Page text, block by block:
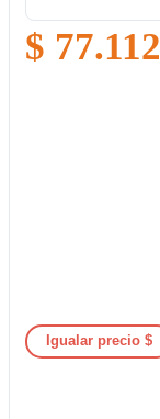
$ 77.112
Igualar precio $